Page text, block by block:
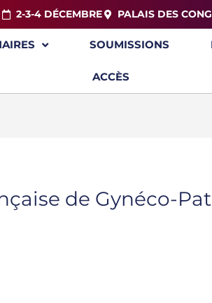
2-3-4 DÉCEMBRE PALAIS DES
SOUMISSIONS
ACCÈS
de Gynéco-